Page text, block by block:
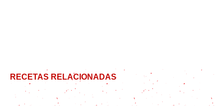
RECETAS RELACIONADAS